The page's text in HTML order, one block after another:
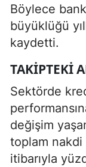
Böylece
büyüklüğü
kaydetti.
TAKIPTEKI
Sektörde
değişim
toplam nakdi
itibarıyla